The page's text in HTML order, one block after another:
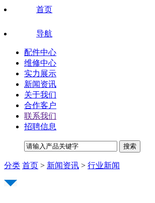
首页
导航
配件中心
维修中心
实力展示
新闻资讯
关于我们
合作客户
联系我们
招聘信息
分类 首页 > 新闻资讯 > 行业新闻